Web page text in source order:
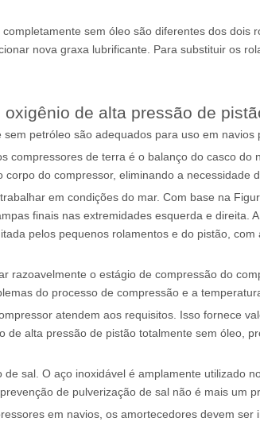
sem óleo são diferentes dos
nova graxa lubrificante. Para substituir os
de alta pressão de
petróleo são adequados para uso em navios
compressores de terra é o balanço do casco
do compressor, eliminando a necessidade
em condições do mar. Com base na
finais nas extremidades esquerda e direita.
pelos pequenos rolamentos e do pistão,
razoavelmente o estágio de compressão do
do processo de compressão e a
atendem aos requisitos. Isso fornece
alta pressão de pistão totalmente sem óleo,
sal. O aço inoxidável é amplamente utilizado
de pulverização de sal não é mais um
em navios, os amortecedores devem